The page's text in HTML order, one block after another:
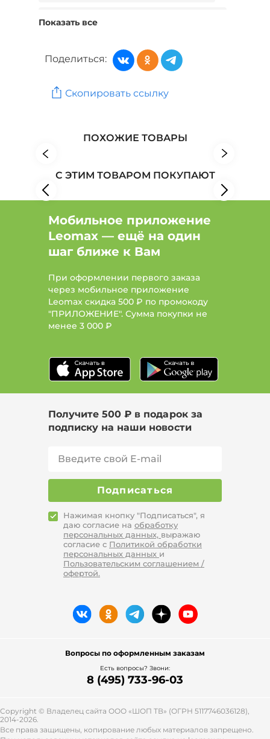
Размер 46-48
Платья, туники: Цвет Бежевый, Длина миди,
Размер 46-48
Размер 46-48
Женская одежда: Бренд Nouvelle
Показать все
Поделиться:
Скопировать ссылку
ПОХОЖИЕ ТОВАРЫ
С ЭТИМ ТОВАРОМ ПОКУПАЮТ
Мобильное приложение
Leomax — ещё на один
шаг ближе к Вам
При оформлении первого заказа
через мобильное приложение
Leomax скидка 500 ₽ по промокоду
"ПРИЛОЖЕНИЕ". Сумма покупки не
менее 3 000 ₽
Получите 500 ₽ в подарок за
подписку на наши новости
Подписаться
Нажимая кнопку "Подписаться", я
даю согласие на обработку
персональных данных, выражаю
согласие с Политикой обработки
персональных данных и
Пользовательским соглашением /
офертой.
Вопросы по оформленным заказам
Есть вопросы? Звони:
8 (495) 733-96-03
Copyright © Владелец сайта ООО «ШОП ТВ» (ОГРН 5117746036128),
2014-2026.
Все права защищены, копирование любых материалов запрещено.